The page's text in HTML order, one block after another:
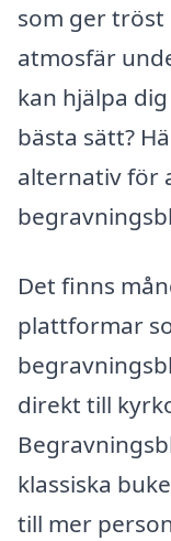
som ger tröst
atmosfär
kan hjälpa
bästa sätt?
alternativ för
Det finns
plattformar
direkt till
klassiska
till mer